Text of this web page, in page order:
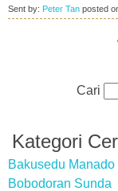
Sent by: Peter Tan posted
Cari
Kategori
Bakusedu Manado
Bobodoran Sunda